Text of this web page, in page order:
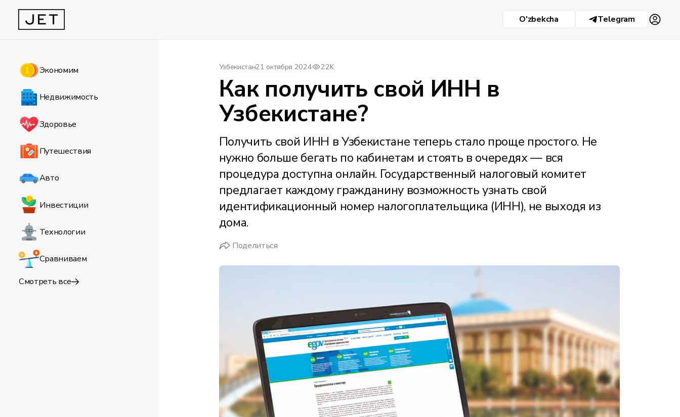
O'zbekcha Telegram
Экономим
Недвижимость
Здоровье
Путешествия
Авто
Инвестиции
Технологии
Сравниваем
Смотреть все
Узбекистан21 октября 2024 22K
Как получить свой ИНН в
Узбекистане?
Получить свой ИНН в Узбекистане теперь стало проще простого. Не
нужно больше бегать по кабинетам и стоять в очередях — вся
процедура доступна онлайн. Государственный налоговый комитет
предлагает каждому гражданину возможность узнать свой
идентификационный номер налогоплательщика (ИНН), не выходя из
дома.
Поделиться